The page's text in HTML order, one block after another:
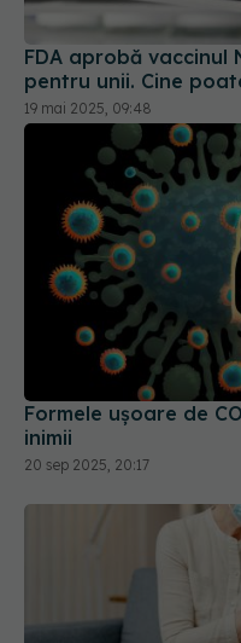
Formele ușoare de
20 sep 2025, 20:17